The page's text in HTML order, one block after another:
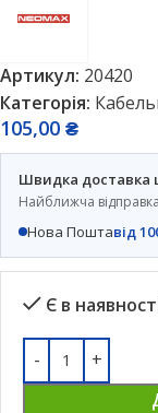
Артикул: 20420
Категорія:
105,00 ₴
Швидка доставка
Найближча
Нова Поштавід
Є в